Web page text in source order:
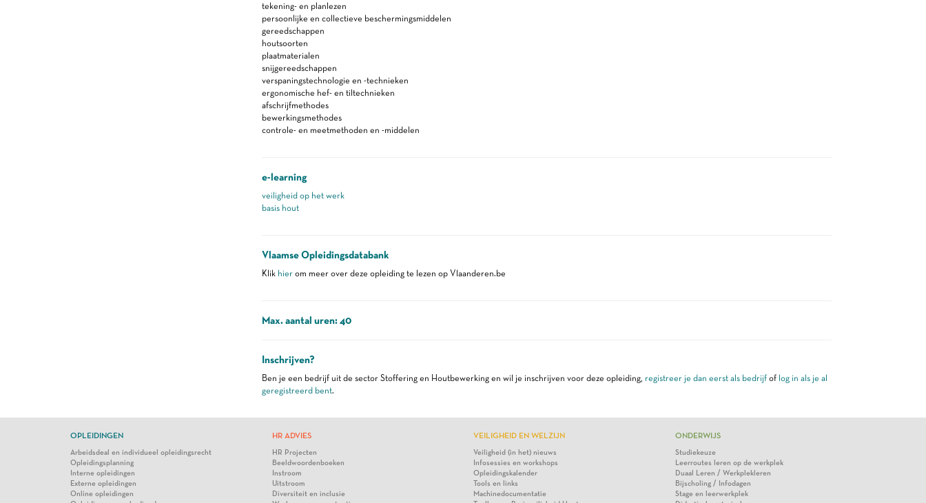
tekening- en planlezen
persoonlijke en collectieve beschermingsmiddelen
gereedschappen
houtsoorten
plaatmaterialen
snijgereedschappen
verspaningstechnologie en -technieken
ergonomische hef- en tiltechnieken
afschrijfmethodes
bewerkingsmethodes
controle- en meetmethoden en -middelen
e-learning
veiligheid op het werk
basis hout
Vlaamse Opleidingsdatabank
Klik hierom meer over deze opleiding te lezen op Vlaanderen.be
Max. aantal uren: 40
Inschrijven?
Ben je een bedrijf uit de sector Stoffering en Houtbewerking en wil je inschrijven voor deze opleiding, registreer je dan eerst als bedrijfof log in als je al
geregistreerd bent.
OPLEIDINGEN
Arbeidsdeal en individueel opleidingsrecht
Opleidingsplanning
Interne opleidingen
Externe opleidingen
Online opleidingen
HR ADVIES
HR Projecten
Beeldwoordenboeken
Instroom
Uitstroom
Diversiteit en inclusie
VEILIGHEID EN WELZIJN
Veiligheid (in het) nieuws
Infosessies en workshops
Opleidingskalender
Tools en links
Machinedocumentatie
ONDERWIJS
Studiekeuze
Leerroutes leren op de werkplek
Duaal Leren / Werkplekleren
Bijscholing / Infodagen
Stage en leerwerkplek